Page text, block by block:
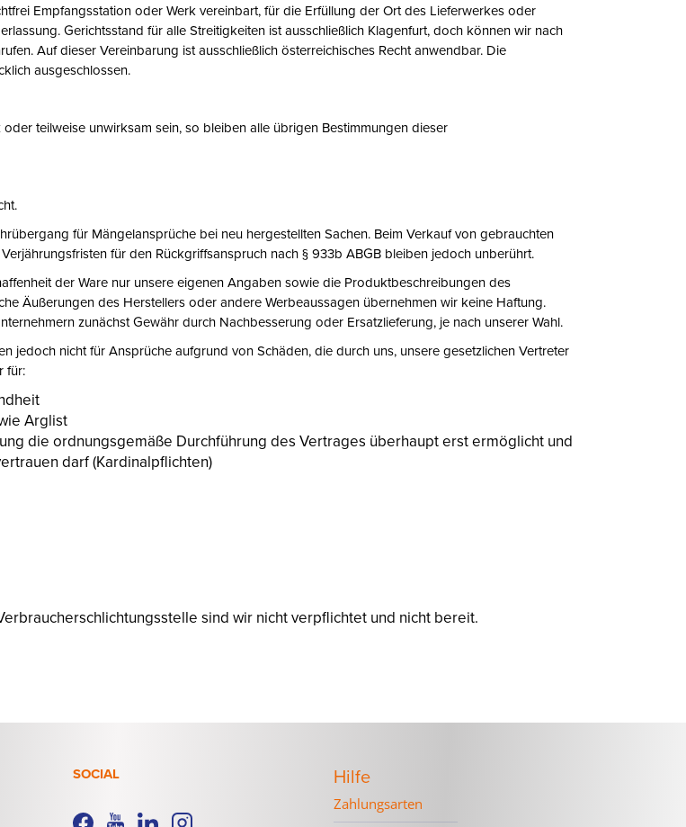
Empfangsstation oder Werk vereinbart, für die Erfüllung der Ort des Lieferwerkes oder
Gerichtsstand für alle Streitigkeiten ist ausschließlich Klagenfurt, doch können wir nach
Auf dieser Vereinbarung ist ausschließlich österreichisches Recht anwendbar. Die
ausgeschlossen.
teilweise unwirksam sein, so bleiben alle übrigen Bestimmungen dieser
für Mängelansprüche bei neu hergestellten Sachen. Beim Verkauf von gebrauchten
für den Rückgriffsanspruch nach § 933b ABGB bleiben jedoch unberührt.
der Ware nur unsere eigenen Angaben sowie die Produktbeschreibungen des
Äußerungen des Herstellers oder andere Werbeaussagen übernehmen wir keine Haftung.
zunächst Gewähr durch Nachbesserung oder Ersatzlieferung, je nach unserer Wahl.
jedoch nicht für Ansprüche aufgrund von Schäden, die durch uns, unsere gesetzlichen Vertreter
für:
Arglist
die ordnungsgemäße Durchführung des Vertrages überhaupt erst ermöglicht und
darf (Kardinalpflichten)
sind wir nicht verpflichtet und nicht bereit.
SOCIAL Hilfe
Zahlungsarten